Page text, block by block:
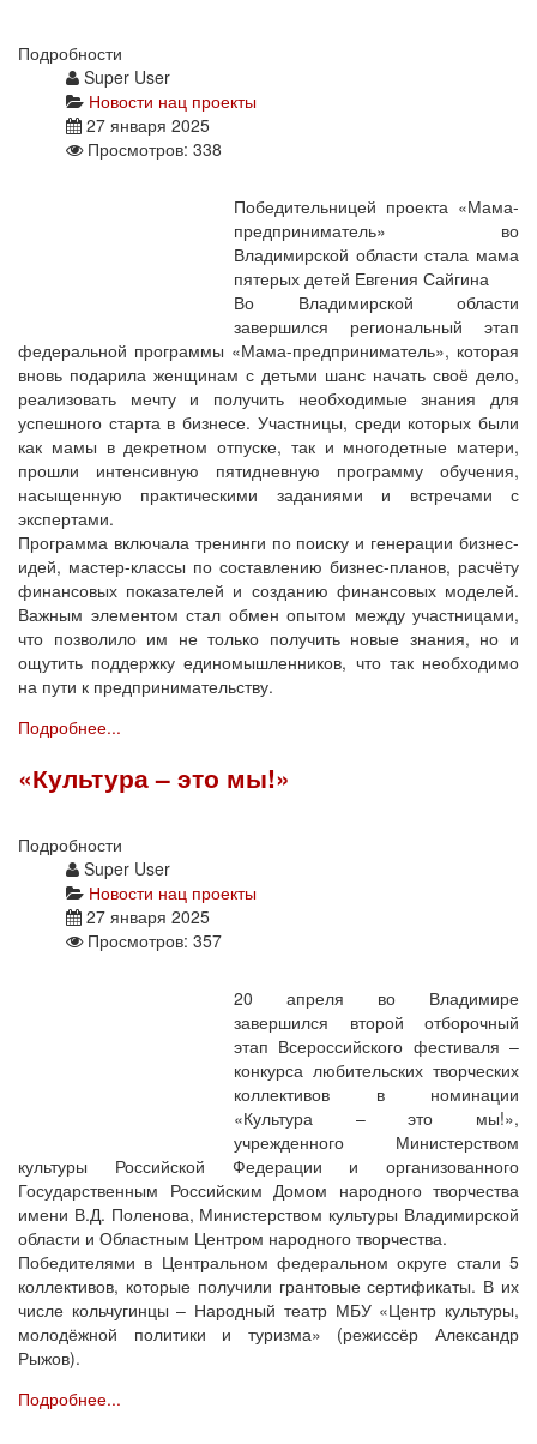
Подробности
Super User
Новости нац проекты
27 января 2025
Просмотров: 338
Победительницей проекта «Мама-
предприниматель» во
Владимирской области стала мама
пятерых детей Евгения Сайгина
Во Владимирской области
завершился региональный этап
федеральной программы «Мама-предприниматель», которая
вновь подарила женщинам с детьми шанс начать своё дело,
реализовать мечту и получить необходимые знания для
успешного старта в бизнесе. Участницы, среди которых были
как мамы в декретном отпуске, так и многодетные матери,
прошли интенсивную пятидневную программу обучения,
насыщенную практическими заданиями и встречами с
экспертами.
Программа включала тренинги по поиску и генерации бизнес-
идей, мастер-классы по составлению бизнес-планов, расчёту
финансовых показателей и созданию финансовых моделей.
Важным элементом стал обмен опытом между участницами,
что позволило им не только получить новые знания, но и
ощутить поддержку единомышленников, что так необходимо
на пути к предпринимательству.
Подробнее...
«Культура – это мы!»
Подробности
Super User
Новости нац проекты
27 января 2025
Просмотров: 357
20 апреля во Владимире
завершился второй отборочный
этап Всероссийского фестиваля –
конкурса любительских творческих
коллективов в номинации
«Культура – это мы!»,
учрежденного Министерством
культуры Российской Федерации и организованного
Государственным Российским Домом народного творчества
имени В.Д. Поленова, Министерством культуры Владимирской
области и Областным Центром народного творчества.
Победителями в Центральном федеральном округе стали 5
коллективов, которые получили грантовые сертификаты. В их
числе кольчугинцы – Народный театр МБУ «Центр культуры,
молодёжной политики и туризма» (режиссёр Александр
Рыжов).
Подробнее...